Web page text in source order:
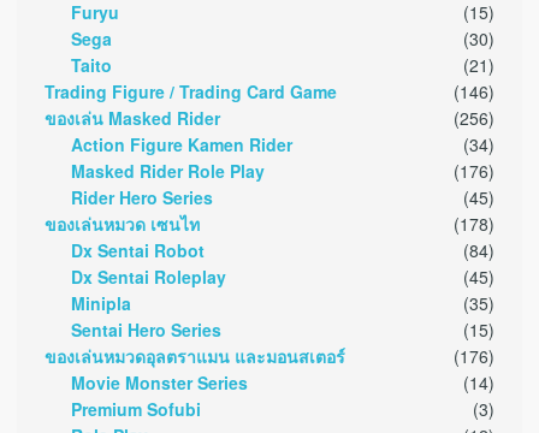
Furyu
(15)
Sega
(30)
Taito
(21)
Trading Figure / Trading Card Game
(146)
ของเล่น Masked Rider
(256)
Action Figure Kamen Rider
(34)
Masked Rider Role Play
(176)
Rider Hero Series
(45)
ของเล่นหมวด เซนไท
(178)
Dx Sentai Robot
(84)
Dx Sentai Roleplay
(45)
Minipla
(35)
Sentai Hero Series
(15)
ของเล่นหมวดอุลตราแมน และมอนสเตอร์
(176)
Movie Monster Series
(14)
Premium Sofubi
(3)